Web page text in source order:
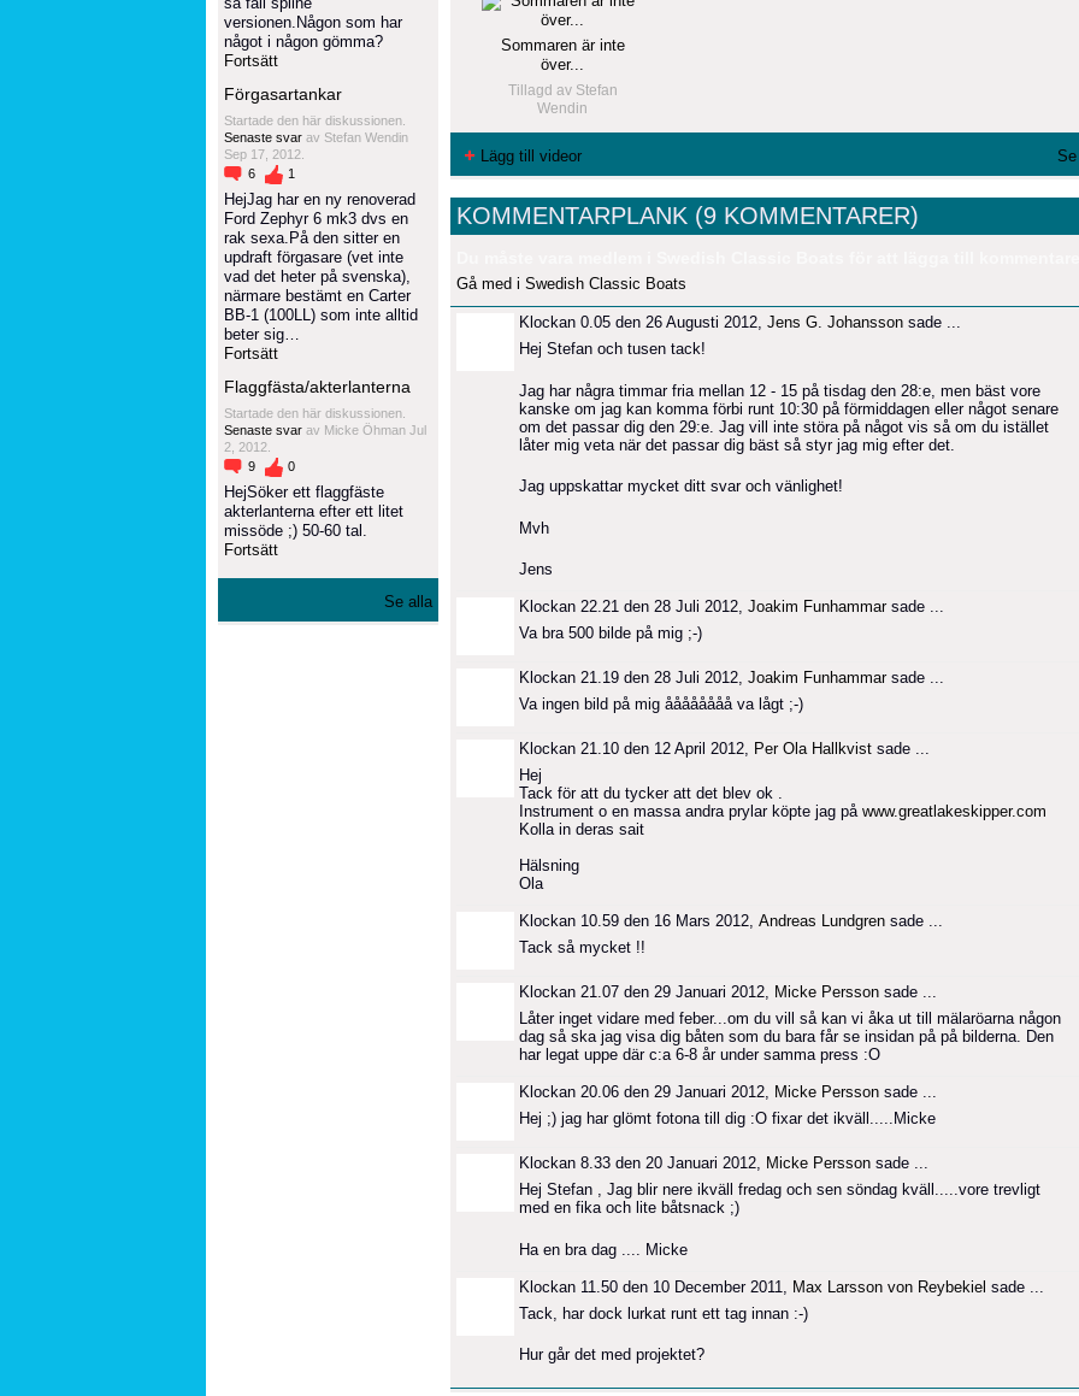
versionen.Någon som har
något i någon gömma?
Fortsätt
Förgasartankar
Startade den här diskussionen.
Senaste svar av Stefan Wendin
Sep 17, 2012.
6
1
HejJag har en ny renoverad
Ford Zephyr 6 mk3 dvs en
rak sexa.På den sitter en
updraft förgasare (vet inte
vad det heter på svenska),
närmare bestämt en Carter
BB-1 (100LL) som inte alltid
beter sig…
Fortsätt
Flaggfästa/akterlanterna
Startade den här diskussionen.
Senaste svar av Micke Öhman Jul
2, 2012.
9
0
HejSöker ett flaggfäste
akterlanterna efter ett litet
missöde ;) 50-60 tal.
Fortsätt
Se alla
Sommaren är inte
över...
Tillagd av Stefan
Wendin
Lägg till videor
KOMMENTARPLANK (9 KOMMENTARER)
Gå med i Swedish Classic Boats
Klockan 0.05 den 26 Augusti 2012, Jens G. Johansson sade ...
Hej Stefan och tusen tack!
Jag har några timmar fria mellan 12 - 15 på tisdag den 28:e, men bäst vore
kanske om jag kan komma förbi runt 10:30 på förmiddagen eller något senare
om det passar dig den 29:e. Jag vill inte störa på något vis så om du istället
låter mig veta när det passar dig bäst så styr jag mig efter det.
Jag uppskattar mycket ditt svar och vänlighet!
Mvh
Jens
Klockan 22.21 den 28 Juli 2012, Joakim Funhammarsade ...
Va bra 500 bilde på mig ;-)
Klockan 21.19 den 28 Juli 2012, Joakim Funhammarsade ...
Va ingen bild på mig åååååååå va lågt ;-)
Klockan 21.10 den 12 April 2012, Per Ola Hallkvist sade ...
Hej
Tack för att du tycker att det blev ok .
Instrument o en massa andra prylar köpte jag på www.greatlakeskipper.com
Kolla in deras sait
Hälsning
Ola
Klockan 10.59 den 16 Mars 2012, Andreas Lundgren sade ...
Tack så mycket !!
Klockan 21.07 den 29 Januari 2012, Micke Persson sade ...
Låter inget vidare med feber...om du vill så kan vi åka ut till mälaröarna någon
dag så ska jag visa dig båten som du bara får se insidan på på bilderna. Den
har legat uppe där c:a 6-8 år under samma press :O
Klockan 20.06 den 29 Januari 2012, Micke Persson sade ...
Hej ;) jag har glömt fotona till dig :O fixar det ikväll.....Micke
Klockan 8.33 den 20 Januari 2012, Micke Persson sade ...
Hej Stefan , Jag blir nere ikväll fredag och sen söndag kväll.....vore trevligt
med en fika och lite båtsnack ;)
Ha en bra dag .... Micke
Klockan 11.50 den 10 December 2011, Max Larsson von Reybekiel sade ...
Tack, har dock lurkat runt ett tag innan :-)
Hur går det med projektet?